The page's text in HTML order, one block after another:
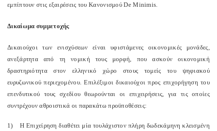
εμπίπτουν στις εξαιρέσεις του Κανονισμού De Minimis.
Δικαίωμα συμμετοχής
Δικαιούχοι των ενισχύσεων είναι υφιστάμενες οικονομικές μονάδες,
ανεξάρτητα από τη νομική τους μορφή, που ασκούν οικονομική
δραστηριότητα στον ελληνικό χώρο στους τομείς του ψηφιακού
ευρυζωνικού περιεχομένου. Επιλέξιμοι δικαιούχοι προς επιχορήγηση του
επενδυτικού τους σχεδίου θεωρούνται οι επιχειρήσεις, για τις οποίες
συντρέχουν αθροιστικά οι παρακάτω προϋποθέσεις:
1) Η Επιχείρηση διαθέτει μία τουλάχιστον πλήρη δωδεκάμηνη κλεισμένη